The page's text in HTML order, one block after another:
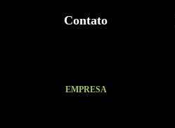
Contato
EMPRESA